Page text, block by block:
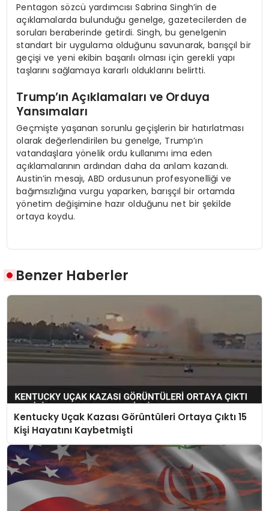
Pentagon sözcü yardımcısı Sabrina Singh’in de
açıklamalarda bulunduğu genelge, gazetecilerden de
soruları beraberinde getirdi. Singh, bu genelgenin
standart bir uygulama olduğunu savunarak, barışçıl bir
geçişi ve yeni ekibin başarılı olması için gerekli yapı
taşlarını sağlamaya kararlı olduklarını belirtti.
Trump’ın Açıklamaları ve Orduya
Yansımaları
Geçmişte yaşanan sorunlu geçişlerin bir hatırlatması
olarak değerlendirilen bu genelge, Trump’ın
vatandaşlara yönelik ordu kullanımı ima eden
açıklamalarının ardından daha da anlam kazandı.
Austin’in mesajı, ABD ordusunun profesyonelliği ve
bağımsızlığına vurgu yaparken, barışçıl bir ortamda
yönetim değişimine hazır olduğunu net bir şekilde
ortaya koydu.
Benzer Haberler
Kentucky Uçak Kazası Görüntüleri Ortaya Çıktı 15
Kişi Hayatını Kaybetmişti